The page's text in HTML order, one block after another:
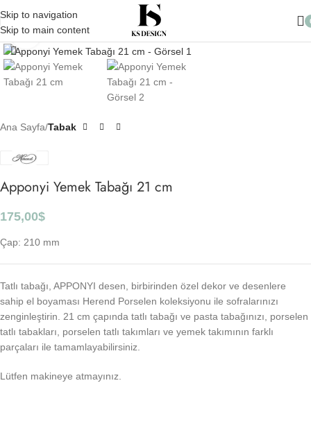
Skip to navigation
Skip to main content
10.000 TL üzeri Alışverişlerinizde Kargo Ücretsiz
Click to enlarge
Ana Sayfa Tabak
Apponyi Yemek Tabağı 21 cm
175,00$
Çap: 210 mm
Tatlı tabağı, APPONYI desen, birbirinden özel dekor ve desenlere
sahip el boyaması Herend Porselen koleksiyonu ile sofralarınızı
zenginleştirin. 21 cm çapında tatlı tabağı ve pasta tabağınızı, porselen
tatlı tabakları, porselen tatlı takımları ve yemek takımının farklı
parçaları ile tamamlayabilirsiniz.
Lütfen makineye atmayınız.